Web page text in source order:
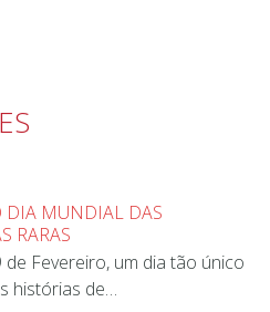
DIA MUNDIAL DAS
RARAS
de Fevereiro, um dia tão único
histórias de…